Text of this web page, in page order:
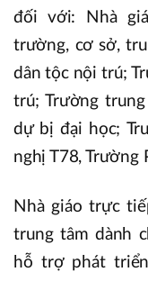
đối với: Nhà
trường, cơ sở,
dân tộc nội trú;
trú; Trường
dự bị đại học;
nghị T78, Trường
Nhà giáo trực
trung tâm dành
hỗ trợ phát